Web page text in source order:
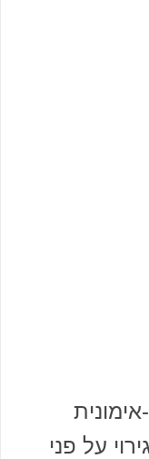
על פני